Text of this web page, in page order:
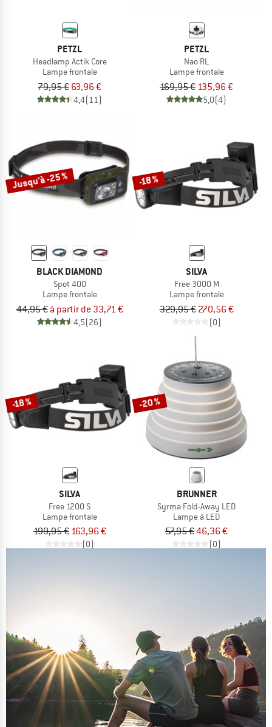
PETZL
Headlamp Actik Core
Lampe frontale
79,95 € 63,96 €
4,4(11)
PETZL
Nao RL
Lampe frontale
169,95 € 135,96 €
5,0(4)
Jusqu'à -25 %
BLACK DIAMOND
Spot 400
Lampe frontale
44,95 € à partir de 33,71 €
4,5(26)
-18 %
SILVA
Free 3000 M
Lampe frontale
329,95 € 270,56 €
(0)
-18 %
SILVA
Free 1200 S
Lampe frontale
199,95 € 163,96 €
(0)
-20 %
BRUNNER
Syrma Fold-Away LED
Lampe à LED
57,95 €46,36 €
(0)